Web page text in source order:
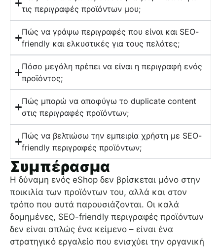
τις περιγραφές προϊόντων μου;
Πώς να γράψω περιγραφές που είναι και SEO-
friendly και ελκυστικές για τους πελάτες;
Πόσο μεγάλη πρέπει να είναι η περιγραφή ενός
προϊόντος;
Πώς μπορώ να αποφύγω το duplicate content
στις περιγραφές προϊόντων;
Πώς να βελτιώσω την εμπειρία χρήστη με SEO-
friendly περιγραφές προϊόντων;
Συμπέρασμα
Η δύναμη ενός eShop δεν βρίσκεται μόνο στην
ποικιλία των προϊόντων του, αλλά και στον
τρόπο που αυτά παρουσιάζονται. Οι καλά
δομημένες, SEO-friendly περιγραφές προϊόντων
δεν είναι απλώς ένα κείμενο – είναι ένα
στρατηγικό εργαλείο που ενισχύει την οργανική